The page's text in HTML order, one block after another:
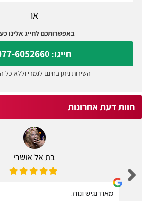
או
באפשרותכם לחייג אלינו
חייגו: 077-6052660
השירות ניתן בחינם לגמרי וללא כל
חוות דעת אחרונות
בת אל אושרי
מאוד נגיש ונוח.